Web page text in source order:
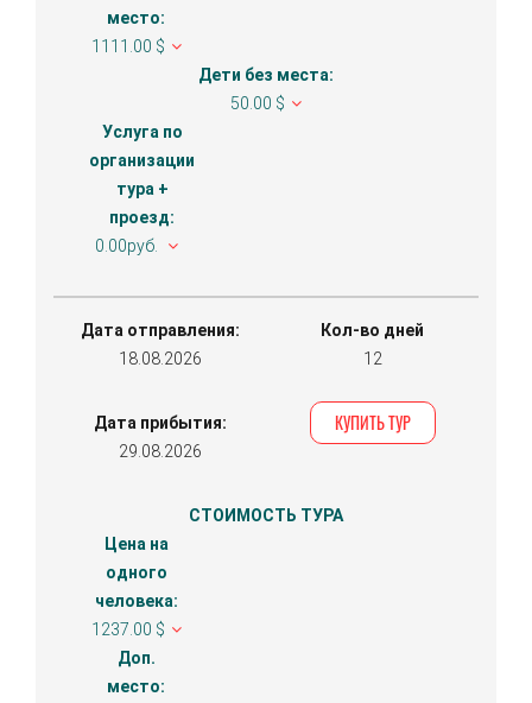
место:
1111.00 $
Дети без места:
50.00 $
Услуга по
организации
тура +
проезд:
0.00руб.
Дата отправления:
18.08.2026
Кол-во дней
12
Дата прибытия:
29.08.2026
СТОИМОСТЬ ТУРА
Цена на
одного
человека:
1237.00 $
Доп.
место:
КУПИТЬ ТУР